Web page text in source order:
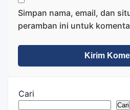
Simpan nama, email, dan
peramban ini untuk
Cari
Cari